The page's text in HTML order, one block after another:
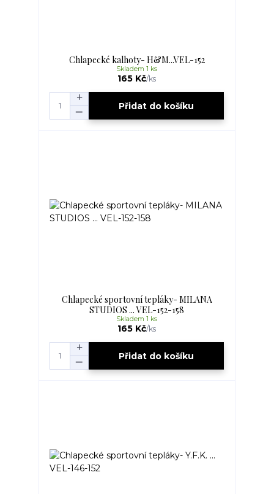
Chlapecké kalhoty- H&M...VEL-152
165 Kč/ks
Skladem 1 ks
Přidat do košíku
Chlapecké sportovní tepláky- MILANA
STUDIOS ... VEL-152-158
165 Kč/ks
Skladem 1 ks
Přidat do košíku